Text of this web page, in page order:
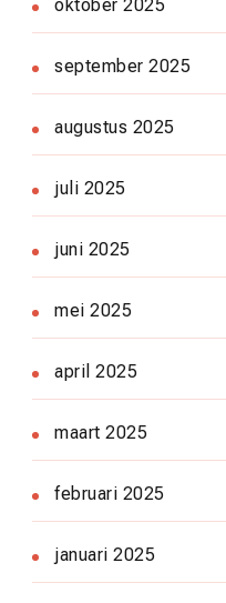
oktober 2025
september 2025
augustus 2025
juli 2025
juni 2025
mei 2025
april 2025
maart 2025
februari 2025
januari 2025